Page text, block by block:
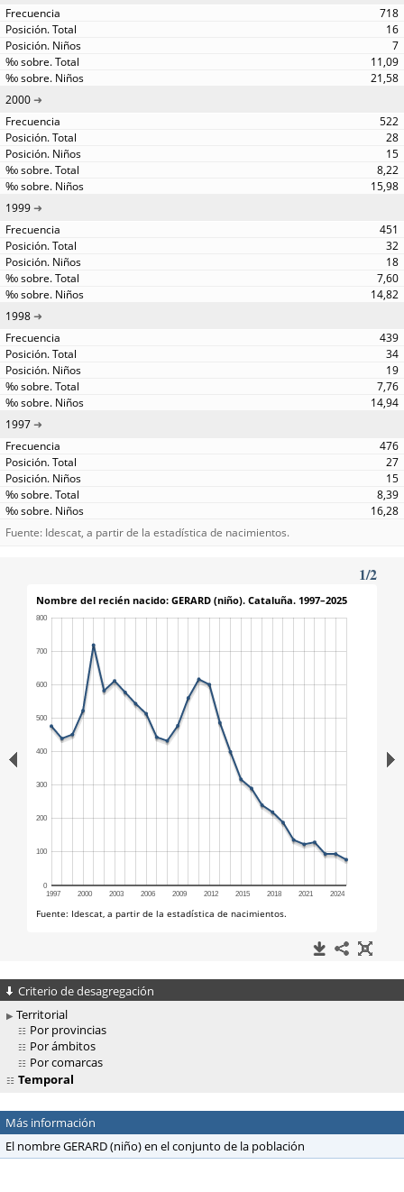
718
16
7
11,09
21,58
2000
522
28
15
8,22
15,98
1999
451
32
18
7,60
14,82
1998
439
34
19
7,76
14,94
1997
476
27
15
8,39
16,28
Fuente: Idescat, a partir de la estadística de nacimientos.
Criterio de desagregación
Territorial
Por provincias
Por ámbitos
Por comarcas
Temporal
Más información
El nombre GERARD (niño) en el conjunto de la población